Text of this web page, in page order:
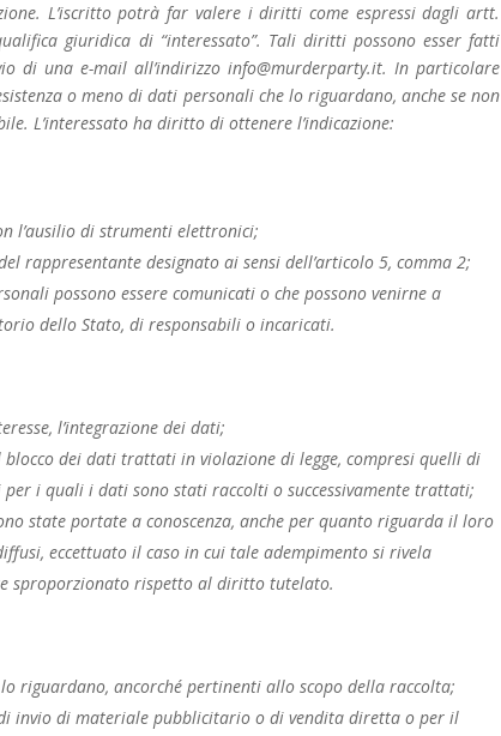
L’iscritto potrà far valere i diritti come espressi dagli artt.
giuridica di “interessato”. Tali diritti possono esser fatti
di una e-mail all’indirizzo info@murderparty.it. In particolare
o meno di dati personali che lo riguardano, anche se non
L’interessato ha diritto di ottenere l’indicazione:
l’ausilio di strumenti elettronici;
rappresentante designato ai sensi dell’articolo 5, comma 2;
possono essere comunicati o che possono venirne a
dello Stato, di responsabili o incaricati.
l’integrazione dei dati;
dei dati trattati in violazione di legge, compresi quelli di
i quali i dati sono stati raccolti o successivamente trattati;
state portate a conoscenza, anche per quanto riguarda il loro
eccettuato il caso in cui tale adempimento si rivela
sproporzionato rispetto al diritto tutelato.
riguardano, ancorché pertinenti allo scopo della raccolta;
invio di materiale pubblicitario o di vendita diretta o per il